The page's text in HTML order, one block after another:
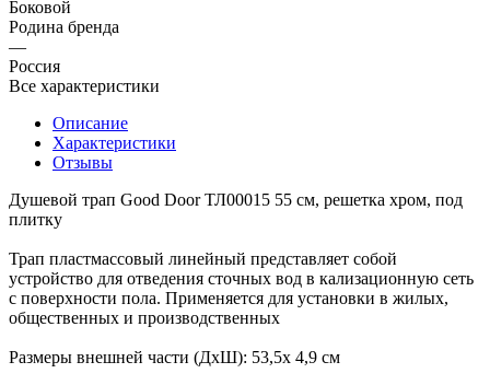
Боковой
Родина бренда
—
Россия
Все характеристики
Описание
Характеристики
Отзывы
Душевой трап Good Door ТЛ00015 55 см, решетка хром, под
плитку
Трап пластмассовый линейный представляет собой
устройство для отведения сточных вод в кализационную сеть
с поверхности пола. Применяется для установки в жилых,
общественных и производственных
Размеры внешней части (ДхШ): 53,5x 4,9 см